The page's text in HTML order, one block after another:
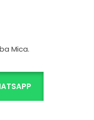
Mica.